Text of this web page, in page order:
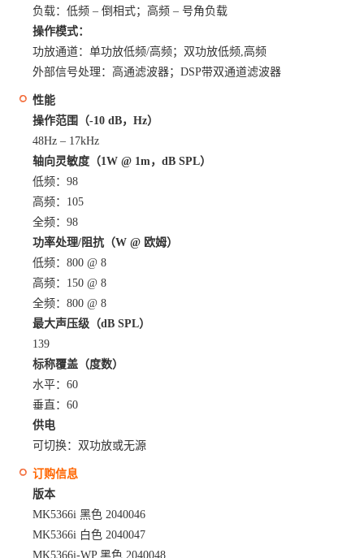
负载：低频 – 倒相式；高频 – 号角负载
操作模式：
功放通道：单功放低频/高频；双功放低频,高频
外部信号处理：高通滤波器；DSP带双通道滤波器
性能
操作范围（-10 dB，Hz）
48Hz – 17kHz
轴向灵敏度（1W @ 1m，dB SPL）
低频：98
高频：105
全频：98
功率处理/阻抗（W @ 欧姆）
低频：800 @ 8
高频：150 @ 8
全频：800 @ 8
最大声压级（dB SPL）
139
标称覆盖（度数）
水平：60
垂直：60
供电
可切换：双功放或无源
订购信息
版本
MK5366i 黑色 2040046
MK5366i 白色 2040047
MK5366i-WP 黑色 2040048